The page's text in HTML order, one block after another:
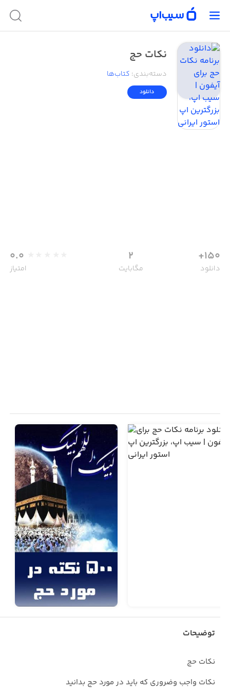
نکات حج
دسته‌بندی: کتاب‌ها
دانلود
150+
دانلود
2
مگابایت
0.0
امتیاز
توضیحات
نکات حج
نکات واجب وضروری که باید در مورد حج بدانید